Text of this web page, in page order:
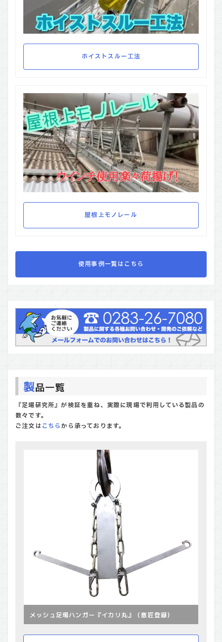
ホイストスルー工法
屋根上モノレール
使用事例一覧はこちら
製品一覧
『足場研究所』が検証を重ね、実際に現場で利用している製品の
数々です。
ご注文はこちらから承っております。
メッシュ足場ハンガー『イカリ丸』（意匠登録）